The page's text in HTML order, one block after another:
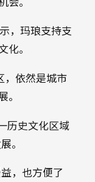
，玛琅支持支
。
，依然是城市
历史文化区域
。
，也方便了